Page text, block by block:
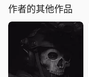
作者的其他作品